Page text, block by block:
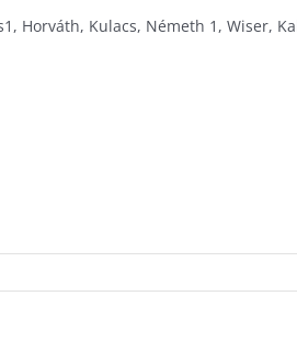
Horváth, Kulacs, Németh 1, Wiser,